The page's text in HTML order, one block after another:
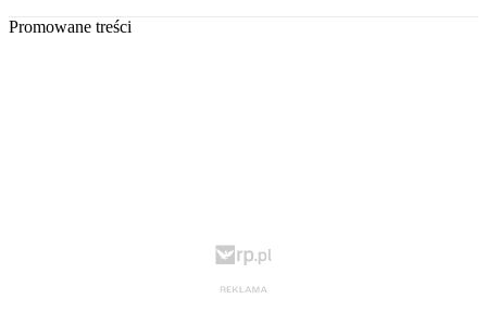
Promowane treści